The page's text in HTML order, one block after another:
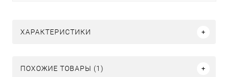
ХАРАКТЕРИСТИКИ
ПОХОЖИЕ ТОВАРЫ (1)